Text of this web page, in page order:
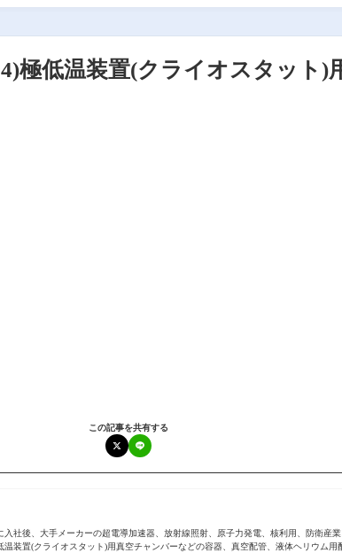
極低温装置(クライオスタット)
この記事を共有する
入社後、大手メーカーの超電導加速器、放射線照射、原子力発電、核利用、防衛産
装置(クライオスタット)用真空チャンバーなどの容器、真空配管、液体ヘリウム用